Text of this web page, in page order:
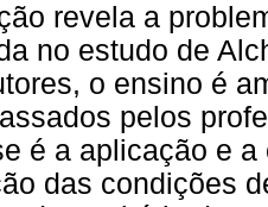
revela a
no estudo de
o ensino é
pelos
é a aplicação e
das condições